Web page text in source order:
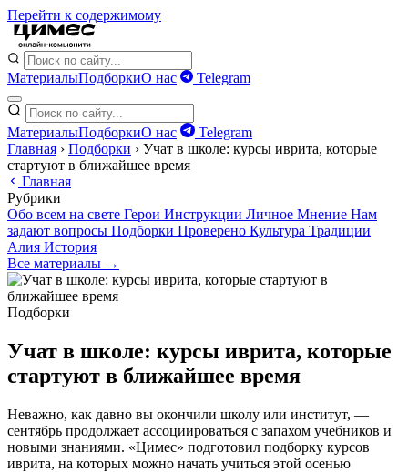
Перейти к содержимому
МатериалыПодборкиО нас Telegram
МатериалыПодборкиО нас
Telegram
Главная › Подборки › Учат в школе: курсы иврита, которые
стартуют в ближайшее время
Главная
Рубрики
Обо всем на свете Герои Инструкции Личное Мнение Нам
задают вопросы Подборки Проверено Культура Традиции
Алия История
Все материалы →
Подборки
Учат в школе: курсы иврита, которые
стартуют в ближайшее время
Неважно, как давно вы окончили школу или институт, —
сентябрь продолжает ассоциироваться с запахом учебников и
новыми знаниями. «Цимес» подготовил подборку курсов
иврита, на которых можно начать учиться этой осенью